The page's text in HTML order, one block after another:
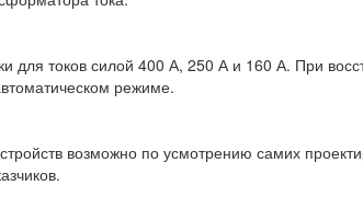
для токов силой 400 А, 250 А и 160 А. При
режиме.
возможно по усмотрению самих